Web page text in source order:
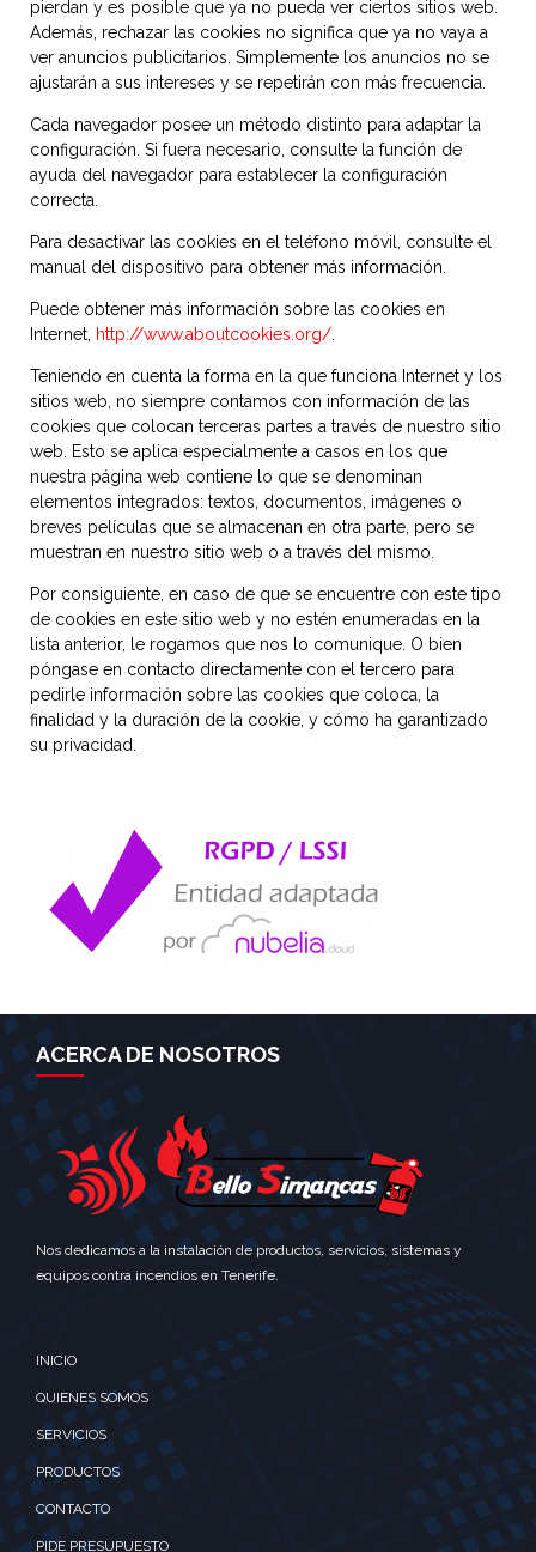
pierdan y es posible que ya no pueda ver ciertos sitios web.
Además, rechazar las cookies no significa que ya no vaya a
ver anuncios publicitarios. Simplemente los anuncios no se
ajustarán a sus intereses y se repetirán con más frecuencia.
Cada navegador posee un método distinto para adaptar la
configuración. Si fuera necesario, consulte la función de
ayuda del navegador para establecer la configuración
correcta.
Para desactivar las cookies en el teléfono móvil, consulte el
manual del dispositivo para obtener más información.
Puede obtener más información sobre las cookies en
Internet, http://www.aboutcookies.org/
Teniendo en cuenta la forma en la que funciona Internet y los
sitios web, no siempre contamos con información de las
cookies que colocan terceras partes a través de nuestro sitio
web. Esto se aplica especialmente a casos en los que
nuestra página web contiene lo que se denominan
elementos integrados: textos, documentos, imágenes o
breves películas que se almacenan en otra parte, pero se
muestran en nuestro sitio web o a través del mismo.
Por consiguiente, en caso de que se encuentre con este tipo
de cookies en este sitio web y no estén enumeradas en la
lista anterior, le rogamos que nos lo comunique. O bien
póngase en contacto directamente con el tercero para
pedirle información sobre las cookies que coloca, la
finalidad y la duración de la cookie, y cómo ha garantizado
su privacidad.
ACERCA DE NOSOTROS
Nos dedicamos a la instalación de productos, servicios, sistemas y
equipos contra incendios en Tenerife.
INICIO
QUIENES SOMOS
SERVICIOS
PRODUCTOS
CONTACTO
PIDE PRESUPUESTO